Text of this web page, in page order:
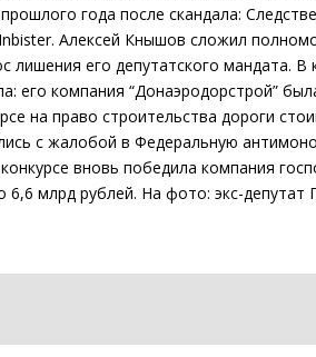
года после скандала:
Алексей Кнышов сложил
лишения его депутатского мандата. В
его компания “Донаэродорстрой”
на право строительства дороги
с жалобой в Федеральную
вновь победила компания
млрд рублей. На фото: экс-депутат